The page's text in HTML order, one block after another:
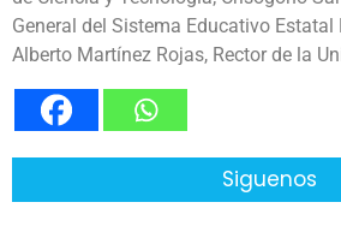
General del Sistema Educativo Estatal
Alberto Martínez Rojas, Rector de la
Siguenos